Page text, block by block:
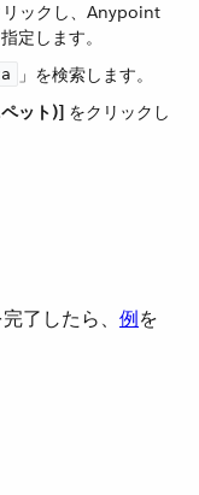
リックし、Anypoint
定します。
​」を検索します。
ット)] ​ をクリックし
了したら、​ 例​を